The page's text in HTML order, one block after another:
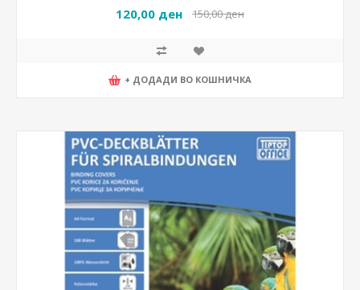
120,00 ден 150,00 ден
+ ДОДАДИ ВО КОШНИЧКА